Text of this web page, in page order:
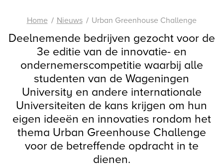
Home Nieuws Urban Greenhouse Challenge
Deelnemende bedrijven gezocht voor de
3e editie van de innovatie- en
ondernemerscompetitie waarbij alle
studenten van de Wageningen
University en andere internationale
Universiteiten de kans krijgen om hun
eigen ideeën en innovaties rondom het
thema Urban Greenhouse Challenge
voor de betreffende opdracht in te
dienen.